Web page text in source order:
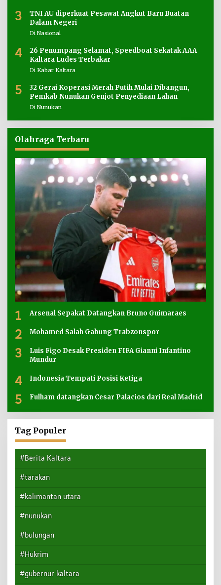
3
TNI AU diperkuat Pesawat Angkut Baru Buatan
Dalam Negeri
Di Nasional
4
26 Penumpang Selamat, Speedboat Sekatak AAA
Kaltara Ludes Terbakar
Di Kabar Kaltara
5
32 Gerai Koperasi Merah Putih Mulai Dibangun,
Pemkab Nunukan Genjot Penyediaan Lahan
Di Nunukan
Olahraga Terbaru
1 Arsenal Sepakat Datangkan Bruno Guimaraes
2 Mohamed Salah Gabung Trabzonspor
3
Luis Figo Desak Presiden FIFA Gianni Infantino
Mundur
4 Indonesia Tempati Posisi Ketiga
5 Fulham datangkan Cesar Palacios dari Real Madrid
Tag Populer
#Berita Kaltara
#tarakan
#kalimantan utara
#nunukan
#bulungan
#Hukrim
#gubernur kaltara